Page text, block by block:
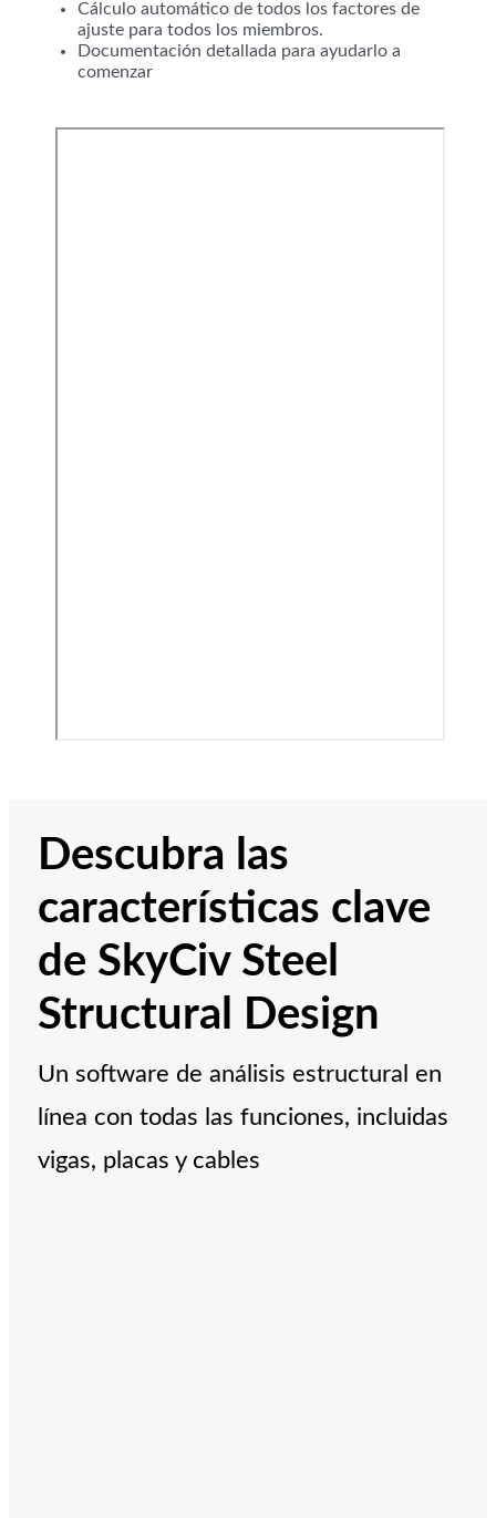
Cálculo automático de todos los factores de
ajuste para todos los miembros.
Documentación detallada para ayudarlo a
comenzar
Descubra las
características clave
de SkyCiv Steel
Structural Design
Un software de análisis estructural en
línea con todas las funciones, incluidas
vigas, placas y cables